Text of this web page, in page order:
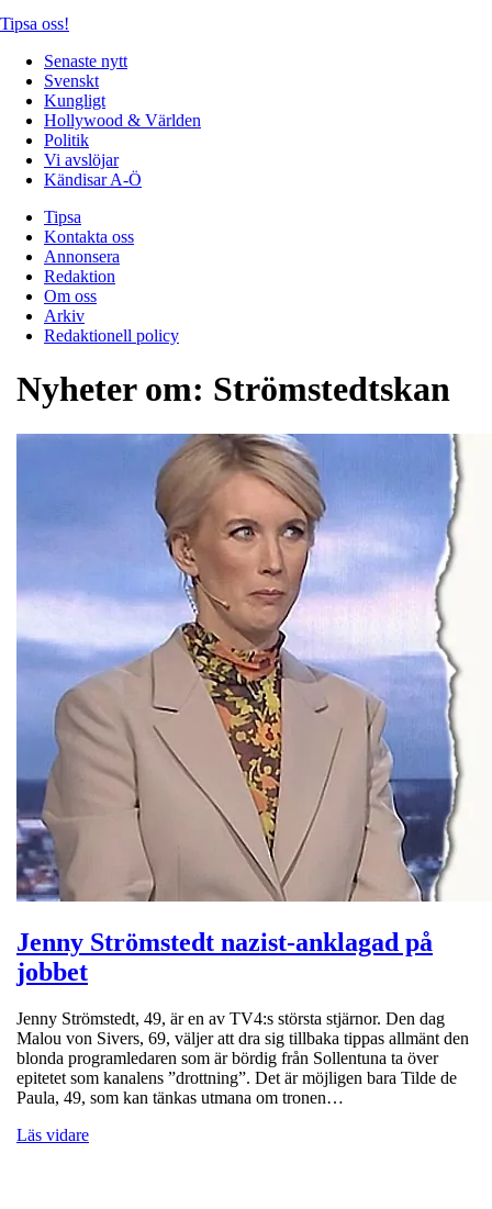
Tipsa oss!
Senaste nytt
Svenskt
Kungligt
Hollywood & Världen
Politik
Vi avslöjar
Kändisar A-Ö
Tipsa
Kontakta oss
Annonsera
Redaktion
Om oss
Arkiv
Redaktionell policy
Nyheter om: Strömstedtskan
Jenny Strömstedt nazist-anklagad på
jobbet
Jenny Strömstedt, 49, är en av TV4:s största stjärnor. Den dag
Malou von Sivers, 69, väljer att dra sig tillbaka tippas allmänt den
blonda programledaren som är bördig från Sollentuna ta över
epitetet som kanalens ”drottning”. Det är möjligen bara Tilde de
Paula, 49, som kan tänkas utmana om tronen…
Läs vidare